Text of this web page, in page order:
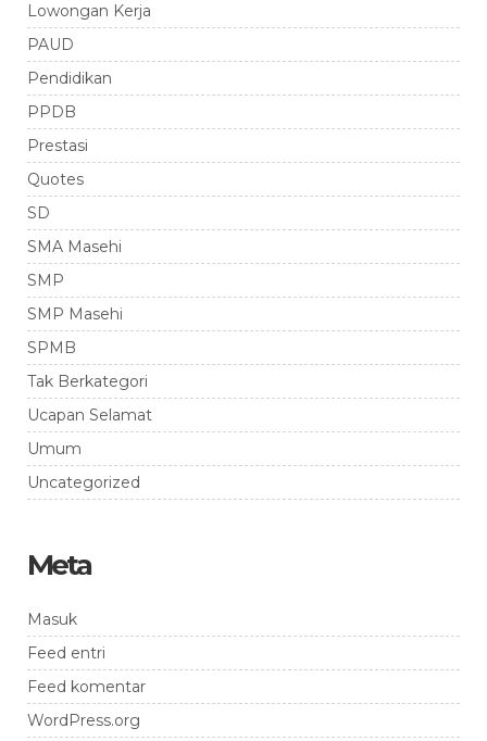
Lowongan Kerja
PAUD
Pendidikan
PPDB
Prestasi
Quotes
SD
SMA Masehi
SMP
SMP Masehi
SPMB
Tak Berkategori
Ucapan Selamat
Umum
Uncategorized
Meta
Masuk
Feed entri
Feed komentar
WordPress.org